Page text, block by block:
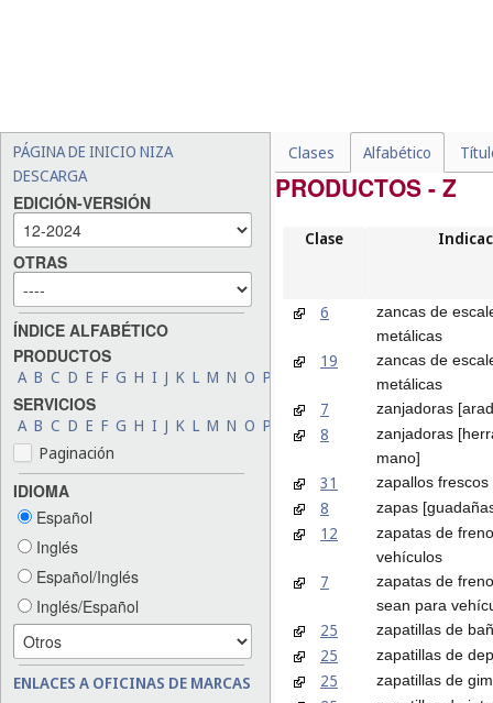
PÁGINA DE INICIO NIZA
DESCARGA
EDICIÓN-VERSIÓN
OTRAS
ÍNDICE ALFABÉTICO
PRODUCTOS
A B C D E F G H I J K L M N O P X
SERVICIOS
A B C D E F G H I J K L M N O P S X Y
Paginación
IDIOMA
Español
Inglés
Español/Inglés
Inglés/Español
ENLACES A OFICINAS DE MARCAS
Clases Alfabético
PRODUCTOS - Z
Clase
6
zancas de
metálicas
19
zancas de
metálicas
7 zanjadoras
8
zanjadoras
mano]
31 zapallos frescos
8 zapas
12
zapatas de
vehículos
7
zapatas de
sean para
25 zapatillas de
25 zapatillas de
25 zapatillas de